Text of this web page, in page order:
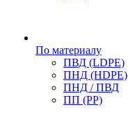
По материалу
ПВД (LDPE)
ПНД (HDPE)
ПНД / ПВД
ПП (PP)